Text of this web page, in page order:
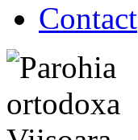
Contact